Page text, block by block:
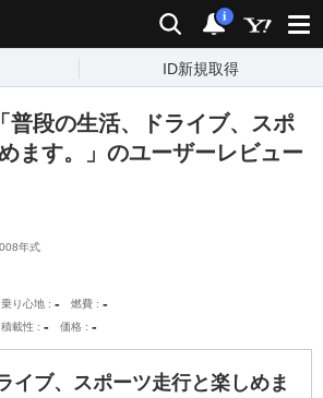
検索 通知
i
ID新規取得
普段の生活、ドライブ、スポ
ます。」のユーザーレビュー
年式
乗り心地 - 燃費 -
積載性 - 価格 -
イブ、スポーツ走行と楽しめま